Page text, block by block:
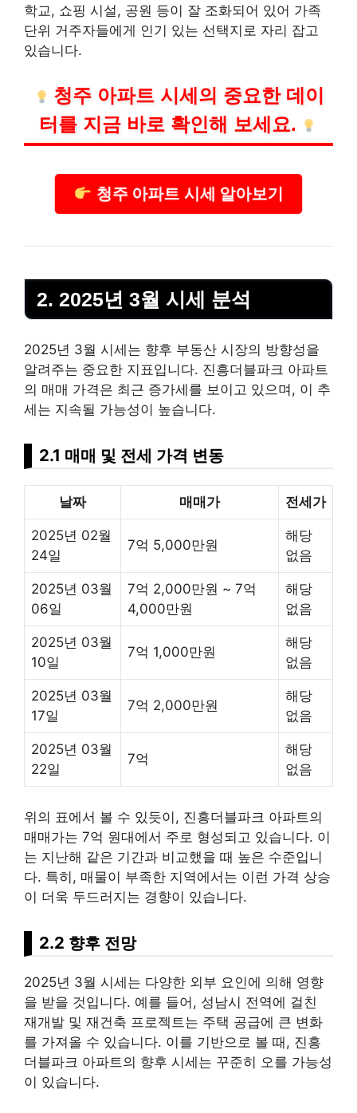
학교, 쇼핑 시설, 공원 등이 잘 조화되어 있어 가족
단위 거주자들에게 인기 있는 선택지로 자리 잡고
있습니다.
청주 아파트 시세의 중요한 데이
터를 지금 바로 확인해 보세요.
청주 아파트 시세 알아보기
2. 2025년 3월 시세 분석
2025년 3월 시세는 향후 부동산 시장의 방향성을
알려주는 중요한 지표입니다. 진흥더블파크 아파트
의 매매 가격은 최근 증가세를 보이고 있으며, 이 추
세는 지속될 가능성이 높습니다.
2.1 매매 및 전세 가격 변동
날짜 매매가 전세가
2025년 02월
24일
7억 5,000만원
해당
없음
2025년 03월
06일
7억 2,000만원 ~ 7억
4,000만원
해당
없음
2025년 03월
10일
7억 1,000만원
해당
없음
2025년 03월
17일
7억 2,000만원
해당
없음
2025년 03월
22일
7억
해당
없음
위의 표에서 볼 수 있듯이, 진흥더블파크 아파트의
매매가는 7억 원대에서 주로 형성되고 있습니다. 이
는 지난해 같은 기간과 비교했을 때 높은 수준입니
다. 특히, 매물이 부족한 지역에서는 이런 가격 상승
이 더욱 두드러지는 경향이 있습니다.
2.2 향후 전망
2025년 3월 시세는 다양한 외부 요인에 의해 영향
을 받을 것입니다. 예를 들어, 성남시 전역에 걸친
재개발 및 재건축 프로젝트는 주택 공급에 큰 변화
를 가져올 수 있습니다. 이를 기반으로 볼 때, 진흥
더블파크 아파트의 향후 시세는 꾸준히 오를 가능성
이 있습니다.